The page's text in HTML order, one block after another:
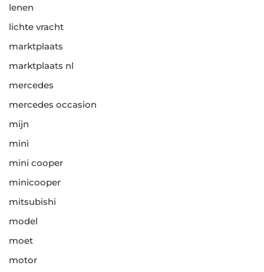
lenen
lichte vracht
marktplaats
marktplaats nl
mercedes
mercedes occasion
mijn
mini
mini cooper
minicooper
mitsubishi
model
moet
motor